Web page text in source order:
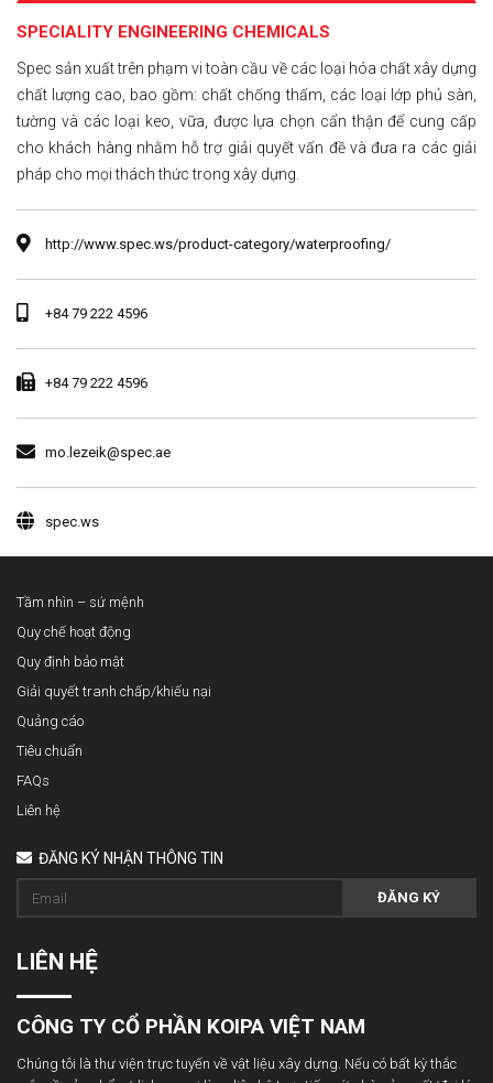
SPECIALITY ENGINEERING CHEMICALS
Spec sản xuất trên phạm vi toàn cầu về các loại hóa chất xây dựng
chất lượng cao, bao gồm: chất chống thấm, các loại lớp phủ sàn,
tường và các loại keo, vữa, được lựa chọn cẩn thận để cung cấp
cho khách hàng nhằm hỗ trợ giải quyết vấn đề và đưa ra các giải
pháp cho mọi thách thức trong xây dựng.
http://www.spec.ws/product-category/waterproofing/
+84 79 222 4596
+84 79 222 4596
mo.lezeik@spec.ae
spec.ws
Tầm nhìn – sứ mệnh
Quy chế hoạt động
Quy định bảo mật
Giải quyết tranh chấp/khiếu nại
Quảng cáo
Tiêu chuẩn
FAQs
Liên hệ
ĐĂNG KÝ NHẬN THÔNG TIN
ĐĂNG KÝ
LIÊN HỆ
CÔNG TY CỔ PHẦN KOIPA VIỆT NAM
Chúng tôi là thư viện trực tuyến về vật liệu xây dựng. Nếu có bất kỳ thắc